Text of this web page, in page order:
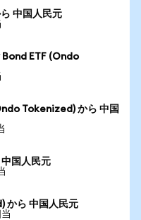
中国人民元
ETF (Ondo
Tokenized) から 中国
国人民元
から 中国人民元